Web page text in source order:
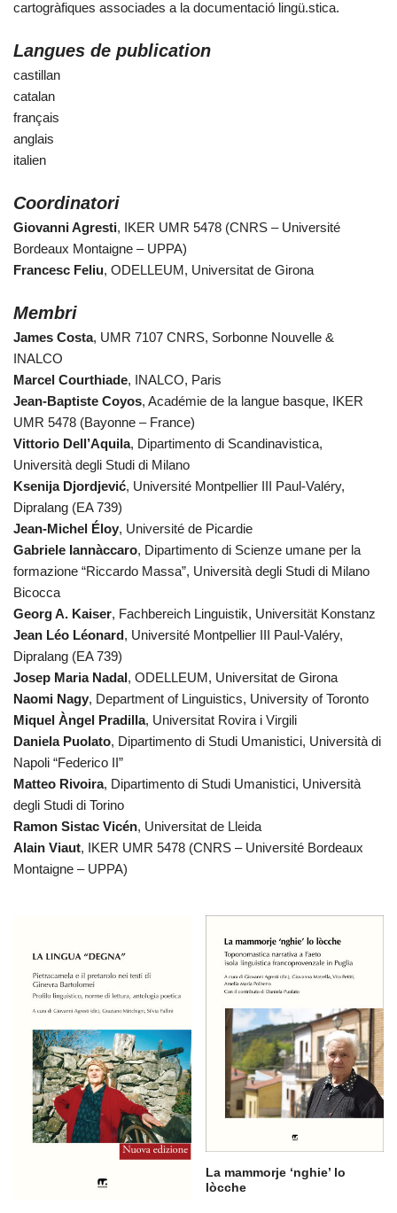
cartogràfiques associades a la documentació lingü.stica.
Langues de publication
castillan
catalan
français
anglais
italien
Coordinatori
Giovanni Agresti, IKER UMR 5478 (CNRS – Université
Bordeaux Montaigne – UPPA)
Francesc Feliu, ODELLEUM, Universitat de Girona
Membri
James Costa, UMR 7107 CNRS, Sorbonne Nouvelle &
INALCO
Marcel Courthiade, INALCO, Paris
Jean-Baptiste Coyos, Académie de la langue basque, IKER
UMR 5478 (Bayonne – France)
Vittorio Dell’Aquila, Dipartimento di Scandinavistica,
Università degli Studi di Milano
Ksenija Djordjević, Université Montpellier III Paul-Valéry,
Dipralang (EA 739)
Jean-Michel Éloy, Université de Picardie
Gabriele Iannàccaro, Dipartimento di Scienze umane per la
formazione “Riccardo Massa”, Università degli Studi di Milano
Bicocca
Georg A. Kaiser, Fachbereich Linguistik, Universität Konstanz
Jean Léo Léonard, Université Montpellier III Paul-Valéry,
Dipralang (EA 739)
Josep Maria Nadal, ODELLEUM, Universitat de Girona
Naomi Nagy, Department of Linguistics, University of Toronto
Miquel Àngel Pradilla, Universitat Rovira i Virgili
Daniela Puolato, Dipartimento di Studi Umanistici, Università di
Napoli “Federico II”
Matteo Rivoira, Dipartimento di Studi Umanistici, Università
degli Studi di Torino
Ramon Sistac Vicén, Universitat de Lleida
Alain Viaut, IKER UMR 5478 (CNRS – Université Bordeaux
Montaigne – UPPA)
La mammorje ‘nghie’ lo
lòcche